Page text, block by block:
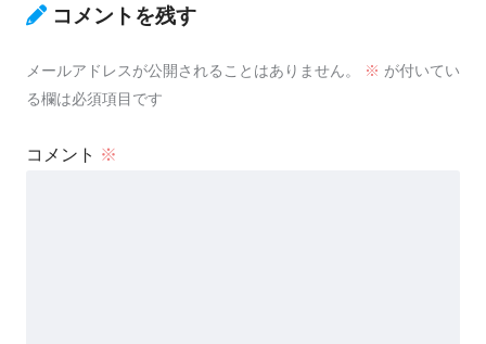
コメントを残す
メールアドレスが公開されることはありません。 ※ が付いてい
る欄は必須項目です
コメント ※